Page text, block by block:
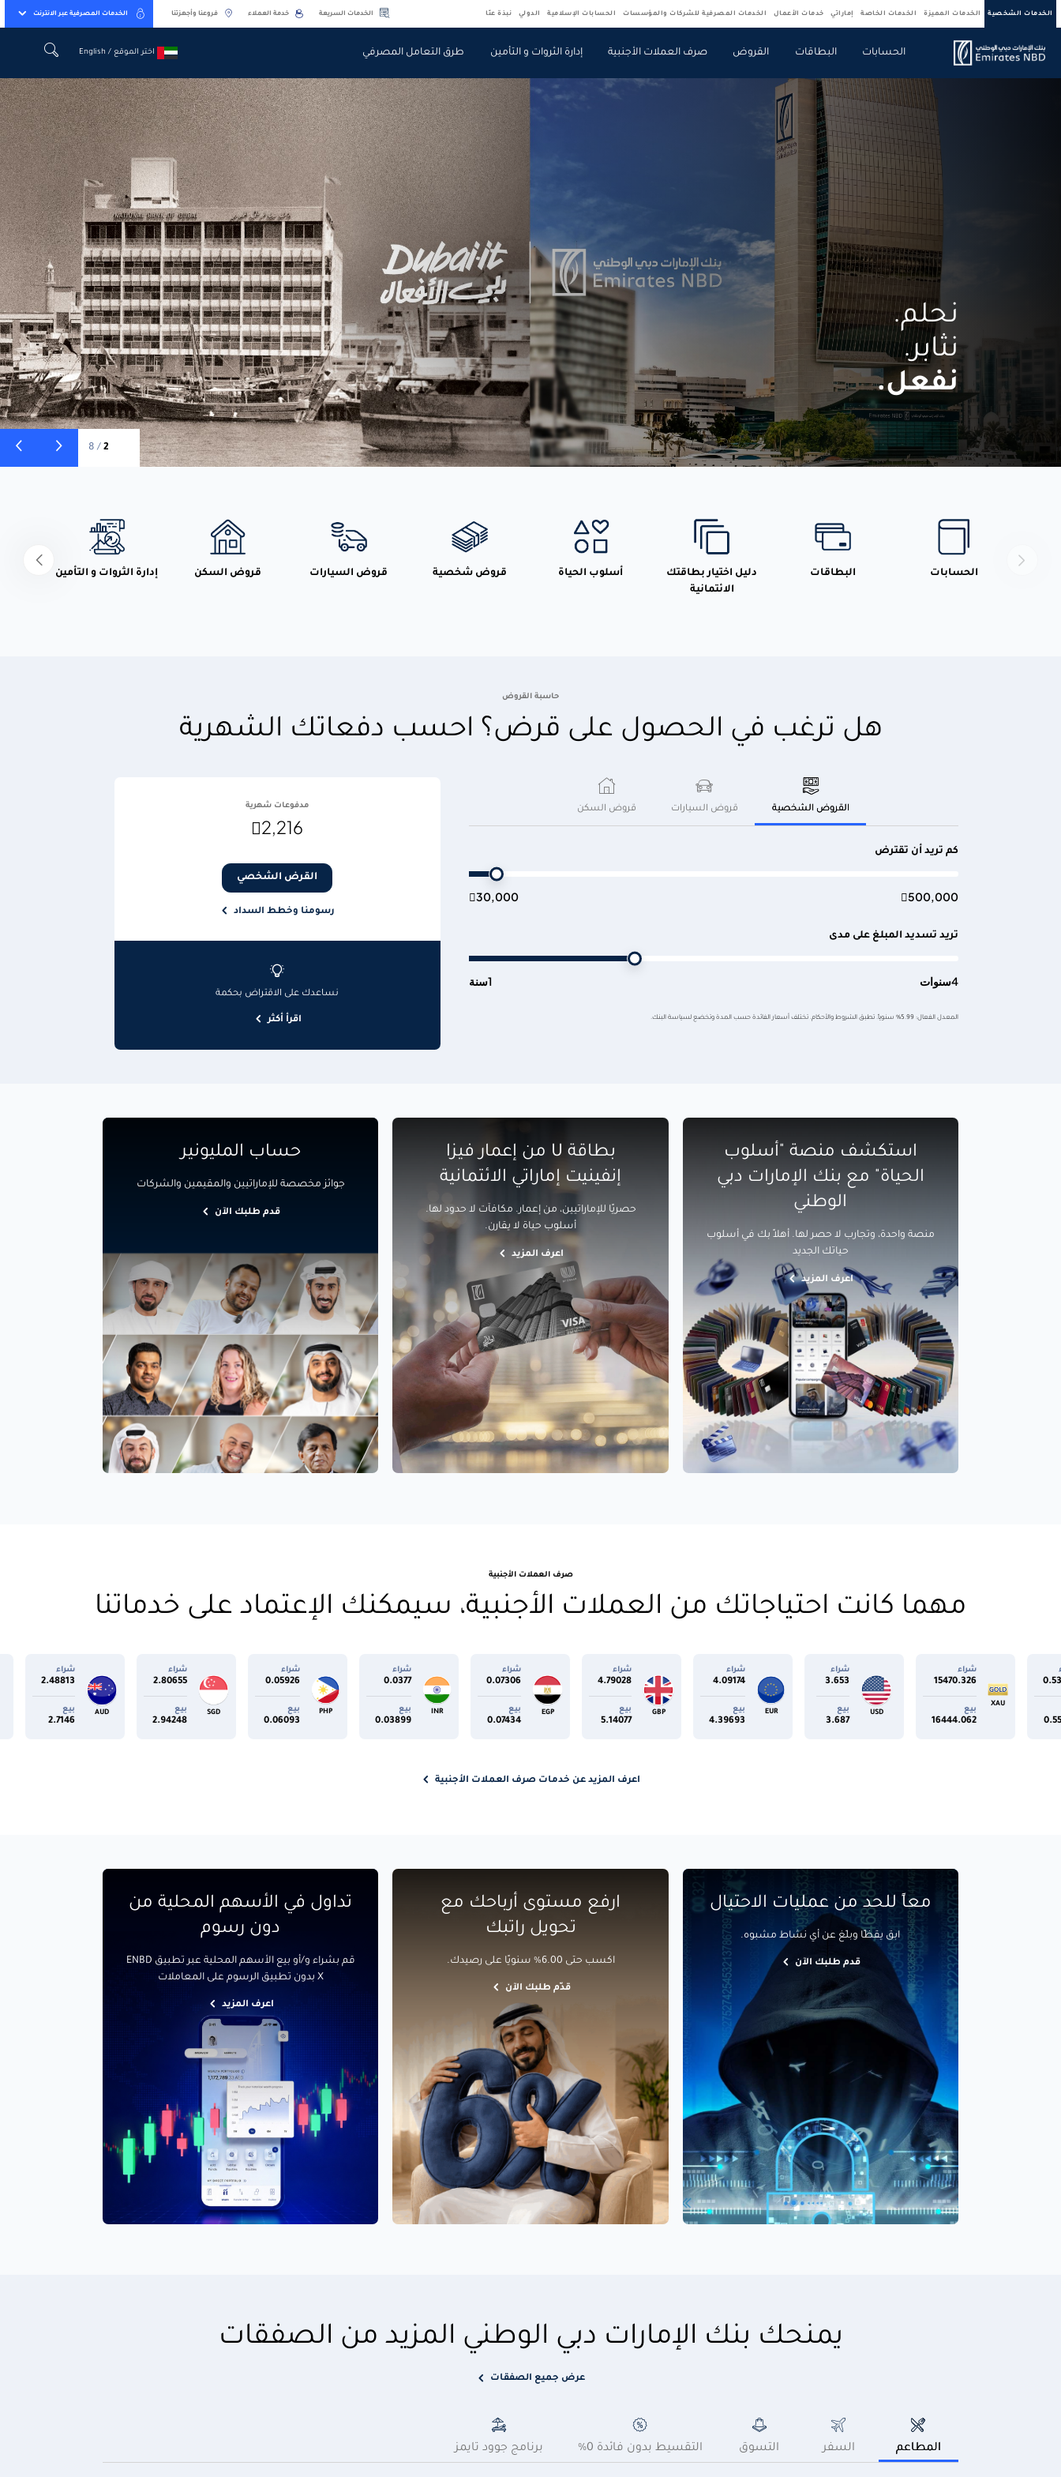
الخدمات الشخصية الخدمات المميزة الخدمات الخاصة إماراتي خدمات الأعمال الخدمات المصرفية للشركات والمؤسسات الحسابات الإسلامية الدولي نبذة عنّا الخدمات السريعة خدمة العملاء فروعنا وأجهزتنا الخدمات المصرفية عبر الانترنت
الحسابات البطاقات القروض صرف العملات الأجنبية إدارة الثروات و التأمين طرق التعامل المصرفي
اختر الموقع / English
اختر الموقع / English
نحلم.
نثابر.
نفعل.
2
/
8
الحسابات البطاقات
دليل اختيار بطاقتك
الائتمانية
أسلوب الحياة قروض شخصية قروض السيارات قروض السكن إدارة الثروات و التأمين
حاسبة القروض
هل ترغب في الحصول على قرض؟ احسب دفعاتك الشهرية
القروض الشخصية قروض السيارات قروض السكن
كم تريد أن تقترض
30,000 500,000
تريد تسديد المبلغ على مدى
1سنة 4سنوات
المعدل الفعال: 5.99% سنوياً. تطبق الشروط والأحكام. تختلف أسعار الفائدة حسب المدة وتخضع لسياسة البنك.
مدفوعات شهرية
2,216
القرض الشخصي
رسومنا وخطط السداد
نساعدك على الاقتراض بحكمة
اقرأ أكثر
استكشف منصة "أسلوب
الحياة" مع بنك الإمارات دبي
الوطني
منصة واحدة، وتجارب لا حصر لها. أهلاً بك في أسلوب
حياتك الجديد
اعرف المزيد
بطاقة U من إعمار فيزا
إنفينيت إماراتي الائتمانية
حصريًا للإماراتيين، من إعمار. مكافآت لا حدود لها.
أسلوب حياة لا يقارن.
اعرف المزيد
حساب المليونير
جوائز مخصصة للإماراتيين والمقيمين والشركات
قدم طلبك الآن
صرف العملات الأجنبية
مهما كانت احتياجاتك من العملات الأجنبية، سيمكنك الإعتماد على خدماتنا
شراء
15470.326
16444.062
USD
EUR
4.09174
4.39693
GBP
4.79028
5.14077
EGP
0.07306
0.07434
INR
0.0377
0.03899
PHP
0.06093
SGD
2.80655
2.94248
AUD
2.48813
2.7146
JPY
0.02261
اعرف المزيد عن خدمات صرف العملات الأجنبية
معاً للحد من عمليات الاحتيال
ابق يقظًا وبلّغ عن أي نشاط مشبوه.
قدم طلبك الآن
ارفع مستوى أرباحك مع
تحويل راتبك
اكسب حتى 6.00% سنويًا على رصيدك.
قدّم طلبك الآن
تداول في الأسهم المحلية من
دون رسوم
قم بشراء و/أو بيع الأسهم المحلية عبر تطبيق ENBD
X بدون تطبيق الرسوم على المعاملات
اعرف المزيد
يمنحك بنك الإمارات دبي الوطني المزيد من الصفقات
عرض جميع الصفقات
المطاعم السفر التسوق التقسيط بدون فائدة 0% برنامج جوود تايمز